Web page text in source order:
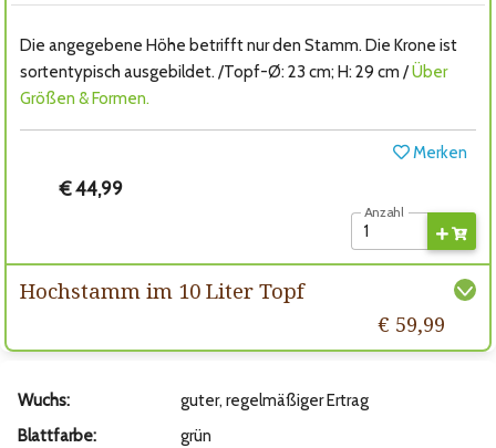
Die angegebene Höhe betrifft nur den Stamm. Die Krone ist
sortentypisch ausgebildet. /Topf-Ø: 23 cm; H: 29 cm /Über
Größen & Formen.
Merken
€ 44,99
Anzahl
Hochstamm im 10 Liter Topf
€ 59,99
Wuchs:
guter, regelmäßiger Ertrag
Blattfarbe:
grün